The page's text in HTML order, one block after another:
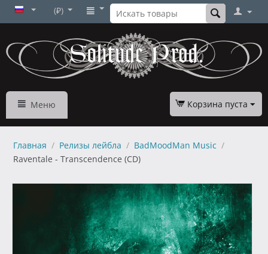
(₽)
Меню Корзина пуста
Главная / Релизы лейбла / BadMoodMan Music /
Raventale - Transcendence (CD)